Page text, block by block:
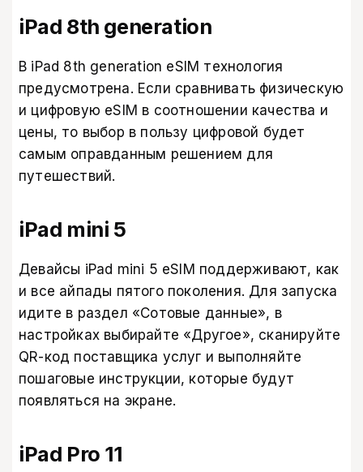
iPad 8th generation
В iPad 8th generation eSIM технология
предусмотрена. Если сравнивать физическую
и цифровую eSIM в соотношении качества и
цены, то выбор в пользу цифровой будет
самым оправданным решением для
путешествий.
iPad mini 5
Девайсы iPad mini 5 eSIM поддерживают, как
и все айпады пятого поколения. Для запуска
идите в раздел «Сотовые данные», в
настройках выбирайте «Другое», сканируйте
QR-код поставщика услуг и выполняйте
пошаговые инструкции, которые будут
появляться на экране.
iPad Pro 11